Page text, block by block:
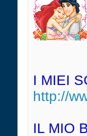
I MIEI
http://
IL MIO